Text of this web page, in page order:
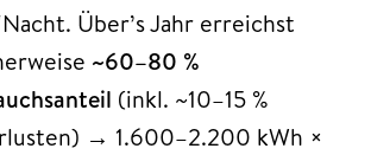
Über’s Jahr erreichst
~60–80 %
(inkl. ~10–15 %
→ 1.600–2.200 kWh ×